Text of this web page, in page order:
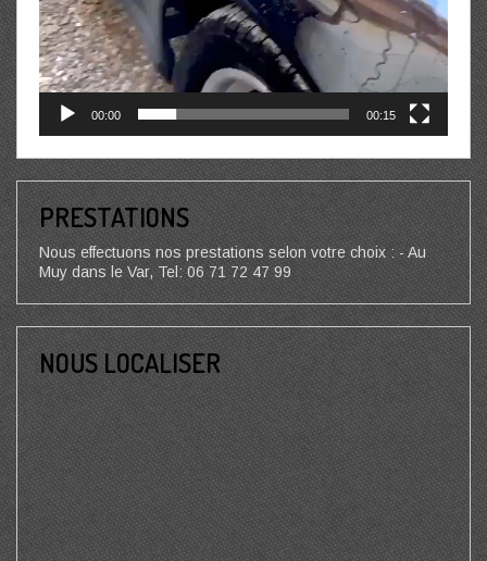
00:00 00:15
PRESTATIONS
Nous effectuons nos prestations selon votre choix : - Au
Muy dans le Var, Tel: 06 71 72 47 99
NOUS LOCALISER